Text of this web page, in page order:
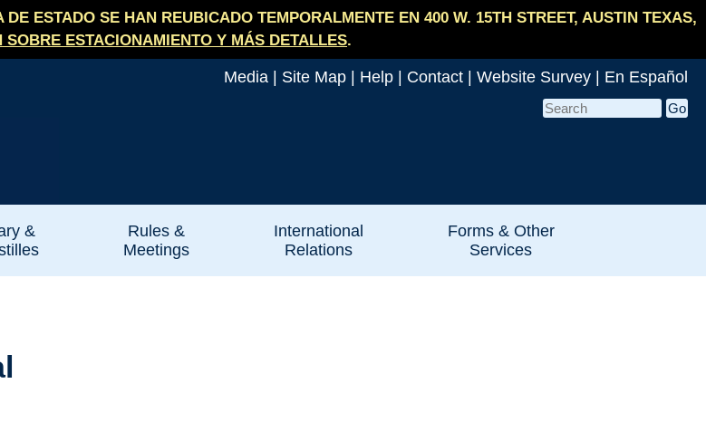
ESTADO SE HAN REUBICADO TEMPORALMENTE EN 400 W. 15TH STREET, AUSTIN TEXAS,
SOBRE ESTACIONAMIENTO Y MÁS DETALLES.
Media Site Map Help Contact Website Survey En Español
&
Rules &
Meetings
International
Relations
Forms & Other
Services